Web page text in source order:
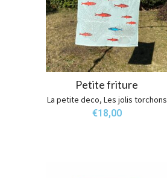
Petite friture
La petite deco, Les jolis torchons
€18,00